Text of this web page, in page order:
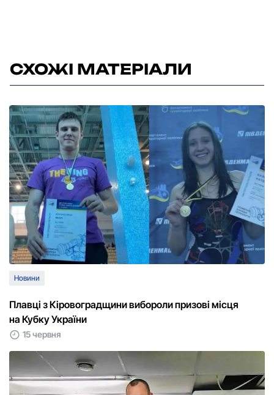
СХОЖІ МАТЕРІАЛИ
Новини
Плавці з Кіровоградщини вибороли призові місця
на Кубку України
15 червня